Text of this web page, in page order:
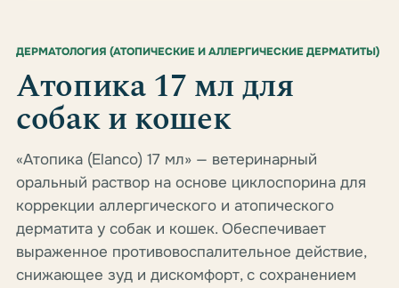
ДЕРМАТОЛОГИЯ (АТОПИЧЕСКИЕ И АЛЛЕРГИЧЕСКИЕ ДЕРМАТИТЫ)
Атопика 17 мл для
собак и кошек
«Атопика (Elanco) 17 мл» — ветеринарный
оральный раствор на основе циклоспорина для
коррекции аллергического и атопического
дерматита у собак и кошек. Обеспечивает
выраженное противовоспалительное действие,
снижающее зуд и дискомфорт, с сохранением